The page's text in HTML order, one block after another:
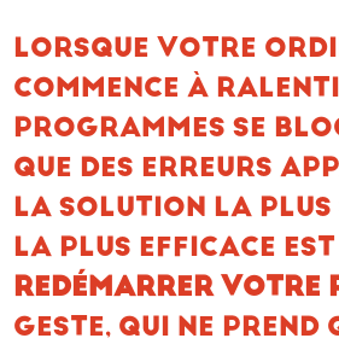
LORSQUE VOTRE
COMMENCE À
PROGRAMMES SE
QUE DES ERREURS
LA SOLUTION LA PLUS
LA PLUS EFFICACE
REDÉMARRER VOTRE
GESTE, QUI NE PREND